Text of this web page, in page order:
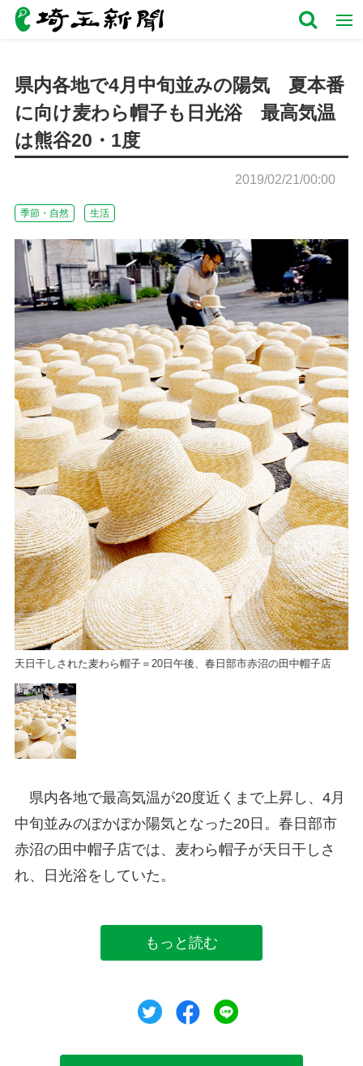
県内各地で4月中旬並みの陽気 夏本番
に向け麦わら帽子も日光浴 最高気温
は熊谷20・1度
2019/02/21/00:00
季節・自然 生活
天日干しされた麦わら帽子＝20日午後、春日部市赤沼の田中帽子店
県内各地で最高気温が20度近くまで上昇し、4月
中旬並みのぽかぽか陽気となった20日。春日部市
赤沼の田中帽子店では、麦わら帽子が天日干しさ
れ、日光浴をしていた。
もっと読む
ツイートシェア